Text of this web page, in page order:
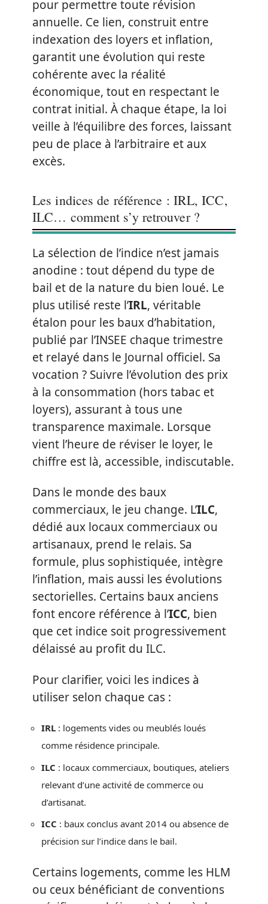
pour permettre toute révision
annuelle. Ce lien, construit entre
indexation des loyers et inflation,
garantit une évolution qui reste
cohérente avec la réalité
économique, tout en respectant le
contrat initial. À chaque étape, la loi
veille à l’équilibre des forces, laissant
peu de place à l’arbitraire et aux
excès.
Les indices de référence : IRL, ICC,
ILC… comment s’y retrouver ?
La sélection de l’indice n’est jamais
anodine : tout dépend du type de
bail et de la nature du bien loué. Le
plus utilisé reste l’IRL, véritable
étalon pour les baux d’habitation,
publié par l’INSEE chaque trimestre
et relayé dans le Journal officiel. Sa
vocation ? Suivre l’évolution des prix
à la consommation (hors tabac et
loyers), assurant à tous une
transparence maximale. Lorsque
vient l’heure de réviser le loyer, le
chiffre est là, accessible, indiscutable.
Dans le monde des baux
commerciaux, le jeu change. L’ILC,
dédié aux locaux commerciaux ou
artisanaux, prend le relais. Sa
formule, plus sophistiquée, intègre
l’inflation, mais aussi les évolutions
sectorielles. Certains baux anciens
font encore référence à l’ICC, bien
que cet indice soit progressivement
délaissé au profit du ILC.
Pour clarifier, voici les indices à
utiliser selon chaque cas :
IRL : logements vides ou meublés loués
comme résidence principale.
ILC : locaux commerciaux, boutiques, ateliers
relevant d’une activité de commerce ou
d’artisanat.
ICC : baux conclus avant 2014 ou absence de
précision sur l’indice dans le bail.
Certains logements, comme les HLM
ou ceux bénéficiant de conventions